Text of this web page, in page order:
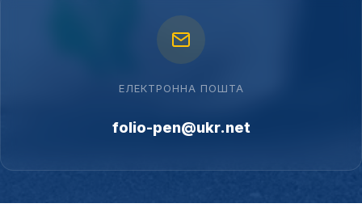
ЕЛЕКТРОННА ПОШТА
folio-pen@ukr.net